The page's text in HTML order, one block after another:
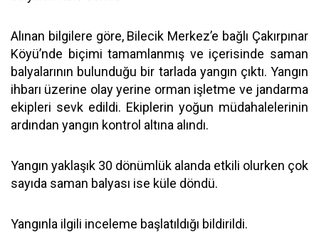
Alınan bilgilere göre, Bilecik Merkez’e bağlı Çakırpınar
Köyü’nde biçimi tamamlanmış ve içerisinde saman
balyalarının bulunduğu bir tarlada yangın çıktı. Yangın
ihbarı üzerine olay yerine orman işletme ve jandarma
ekipleri sevk edildi. Ekiplerin yoğun müdahalelerinin
ardından yangın kontrol altına alındı.
Yangın yaklaşık 30 dönümlük alanda etkili olurken çok
sayıda saman balyası ise küle döndü.
Yangınla ilgili inceleme başlatıldığı bildirildi.